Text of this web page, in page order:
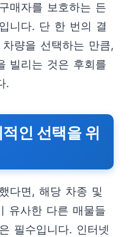
매자를 보호하는 든
니다. 단 한 번의 결
량을 선택하는 만큼,
빌리는 것은 후회를
.
인 선택을 위
다면, 해당 차종 및
유사한 다른 매물들
필수입니다. 인터넷